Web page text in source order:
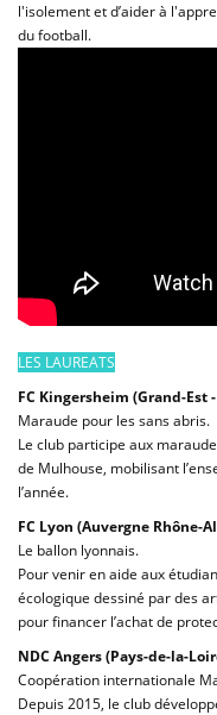
l'isolement et d’aider à
du football.
LES LAUREATS
FC Kingersheim (Grand-Est
Maraude pour les sans abris.
Le club participe aux
de Mulhouse, mobilisant
l’année.
FC Lyon (Auvergne Rhône-
Le ballon lyonnais.
Pour venir en aide aux
écologique dessiné par des
pour financer l’achat de
NDC Angers (Pays-de-la-
Coopération internationale
Depuis 2015, le club